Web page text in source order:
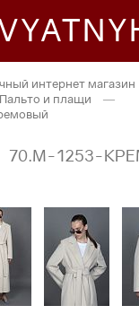
интернет магазин
Пальто и плащи
—
70.М-1253-